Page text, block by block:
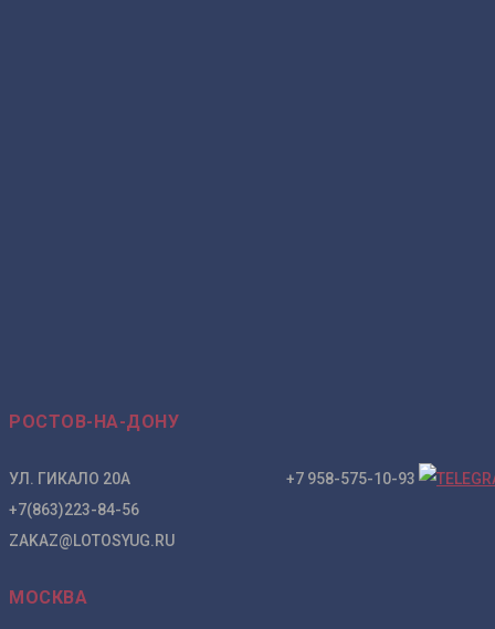
РОСТОВ-НА-ДОНУ
УЛ. ГИКАЛО 20А +7 958-575-10-93
+7(863)223-84-56
ZAKAZ@LOTOSYUG.RU
МОСКВА